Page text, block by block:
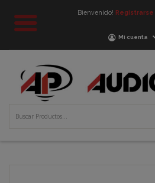
Bienvenido! Registrarse
Mi cuenta